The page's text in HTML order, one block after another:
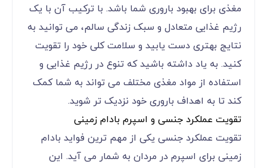
مغذی برای بهبود باروری شما باشد. با ترکیب آن با یک
رژیم غذایی متعادل و سبک زندگی سالم، می ‌توانید به
نتایج بهتری دست یابید و سلامت کلی خود را تقویت
کنید. به یاد داشته باشید که تنوع در رژیم غذایی و
استفاده از مواد مغذی مختلف می ‌تواند به شما کمک
کند تا به اهداف باروری خود نزدیک ‌تر شوید.
تقویت عملکرد جنسی و اسپرم بادام زمینی
تقویت عملکرد جنسی یکی از مهم‌ ترین فواید بادام
زمینی برای اسپرم در مردان به شمار می ‌آید. این